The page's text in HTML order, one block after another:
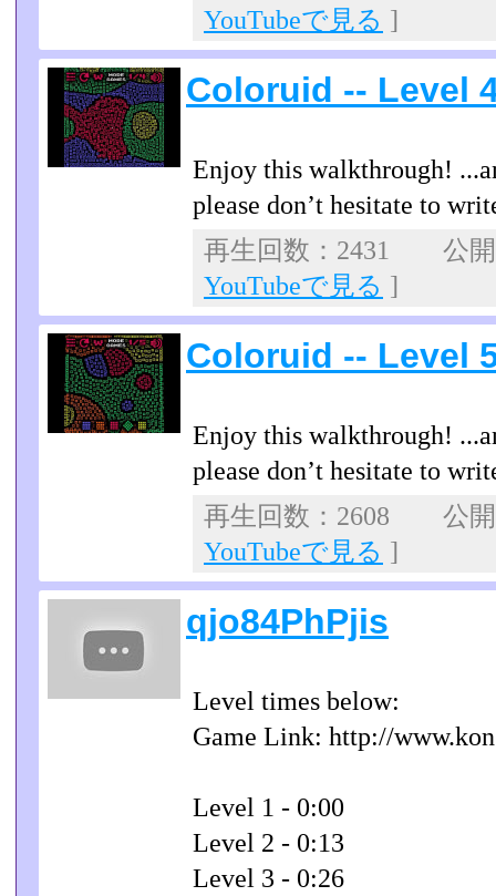
YouTubeで見る ]
Coloruid -- Level
Enjoy this walkthrough!
please don’t hesitate to
再生回数：2431 公
YouTubeで見る ]
Coloruid -- Level
Enjoy this walkthrough!
please don’t hesitate to
再生回数：2608 公
YouTubeで見る ]
qjo84PhPjis
Level times below:
Game Link: http://
Level 1 - 0:00
Level 2 - 0:13
Level 3 - 0:26